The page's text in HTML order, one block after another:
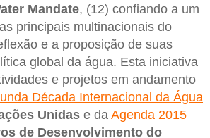
Mandate, (12) confiando a um
principais multinacionais do
e a proposição de suas
global da água. Esta iniciativa
e projetos em andamento
Década Internacional da Água
Unidas e da Agenda 2015
de Desenvolvimento do